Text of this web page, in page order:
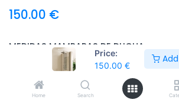
Price:
150.00 €
Home Search
150.00 €
MEDIDAS MAMPARAS DE DUCHA
ACABADO MAMPARA